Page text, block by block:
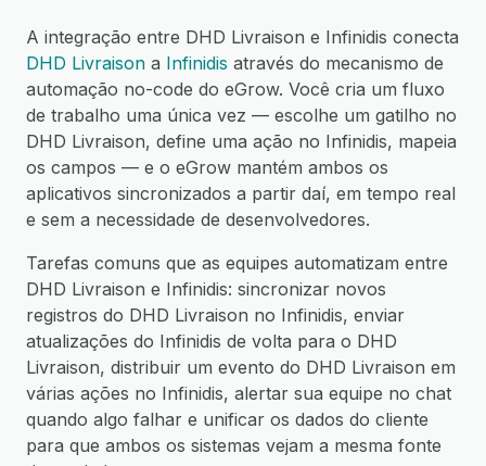
A integração entre DHD Livraison e Infinidis conecta
DHD Livraison a Infinidis através do mecanismo de
automação no-code do eGrow. Você cria um fluxo
de trabalho uma única vez — escolhe um gatilho no
DHD Livraison, define uma ação no Infinidis, mapeia
os campos — e o eGrow mantém ambos os
aplicativos sincronizados a partir daí, em tempo real
e sem a necessidade de desenvolvedores.
Tarefas comuns que as equipes automatizam entre
DHD Livraison e Infinidis: sincronizar novos
registros do DHD Livraison no Infinidis, enviar
atualizações do Infinidis de volta para o DHD
Livraison, distribuir um evento do DHD Livraison em
várias ações no Infinidis, alertar sua equipe no chat
quando algo falhar e unificar os dados do cliente
para que ambos os sistemas vejam a mesma fonte